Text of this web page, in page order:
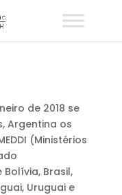
de 2018 se
Argentina os
(Ministérios
Brasil,
Uruguai e